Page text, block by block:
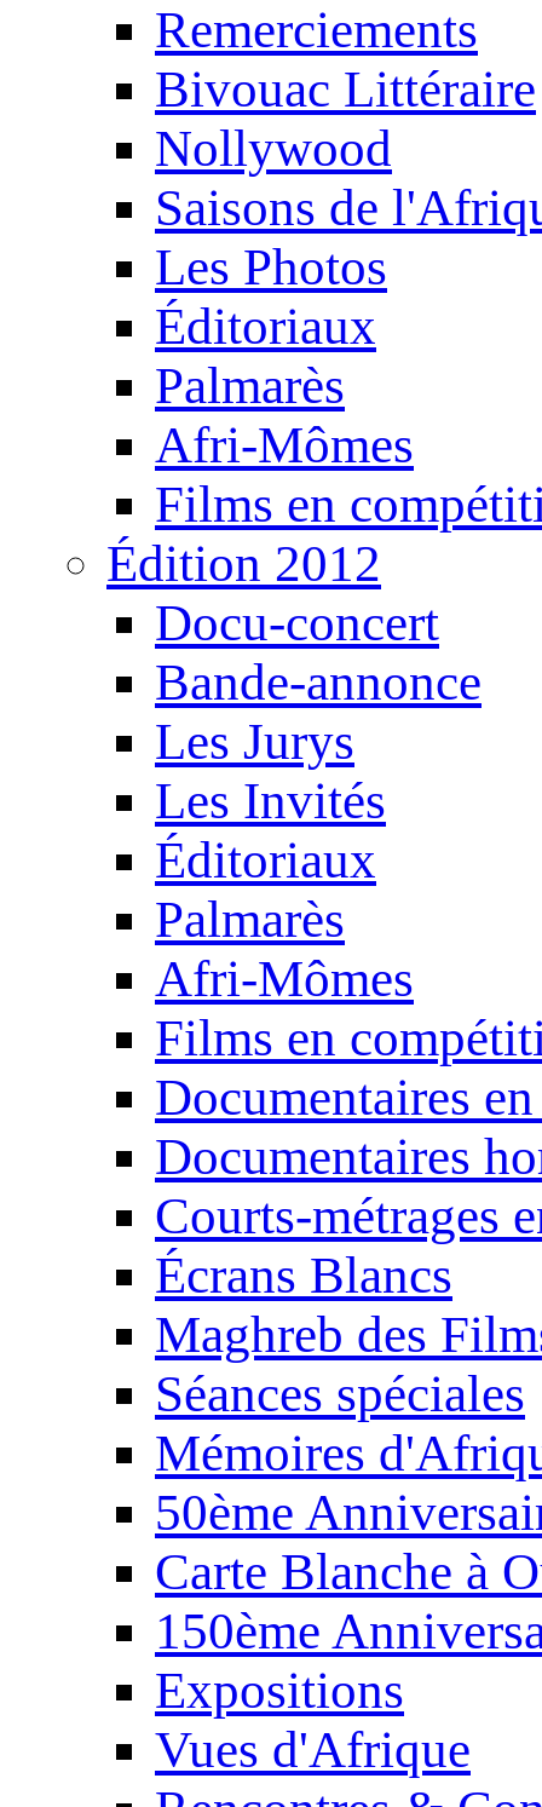
Remerciements
Bivouac Littéraire
Nollywood
Saisons de
Les Photos
Éditoriaux
Palmarès
Afri-Mômes
Films en
Édition 2012
Docu-concert
Bande-annonce
Les Jurys
Les Invités
Éditoriaux
Palmarès
Afri-Mômes
Films en
Documentaires
Documentaires
Courts-métrages
Écrans Blancs
Maghreb des
Séances spéciales
Mémoires
50ème
Carte Blanche à
150ème
Expositions
Vues d'Afrique